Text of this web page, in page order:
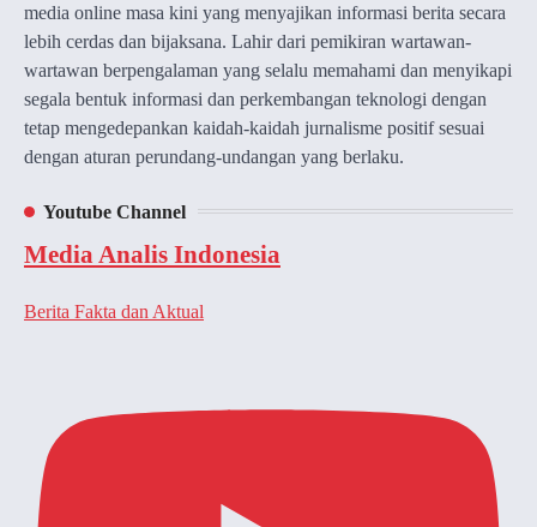
media online masa kini yang menyajikan informasi berita secara
lebih cerdas dan bijaksana. Lahir dari pemikiran wartawan-
wartawan berpengalaman yang selalu memahami dan menyikapi
segala bentuk informasi dan perkembangan teknologi dengan
tetap mengedepankan kaidah-kaidah jurnalisme positif sesuai
dengan aturan perundang-undangan yang berlaku.
Youtube Channel
Media Analis Indonesia
Berita Fakta dan Aktual